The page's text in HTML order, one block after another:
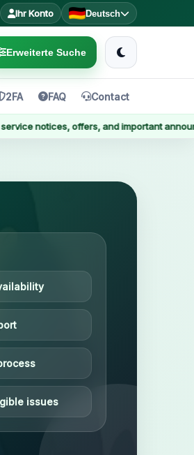
Ihr Konto Deutsch
Erweiterte Suche
2FA FAQ Contact
offers, and important announcements
issues